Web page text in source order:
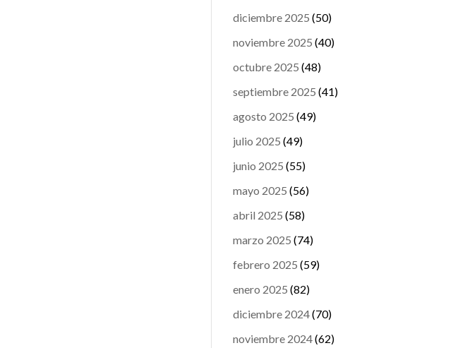
diciembre 2025 (50)
noviembre 2025 (40)
octubre 2025 (48)
septiembre 2025 (41)
agosto 2025 (49)
julio 2025 (49)
junio 2025 (55)
mayo 2025 (56)
abril 2025 (58)
marzo 2025 (74)
febrero 2025 (59)
enero 2025 (82)
diciembre 2024(70)
noviembre 2024(62)